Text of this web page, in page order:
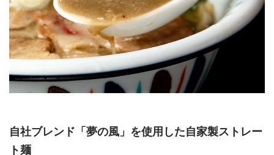
自社ブレンド「夢の風」を使用した自家製ストレー
ト麺